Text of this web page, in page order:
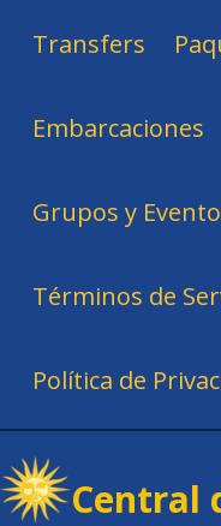
Transfers
Embarcaciones
Grupos y
Términos de
Política de
Central